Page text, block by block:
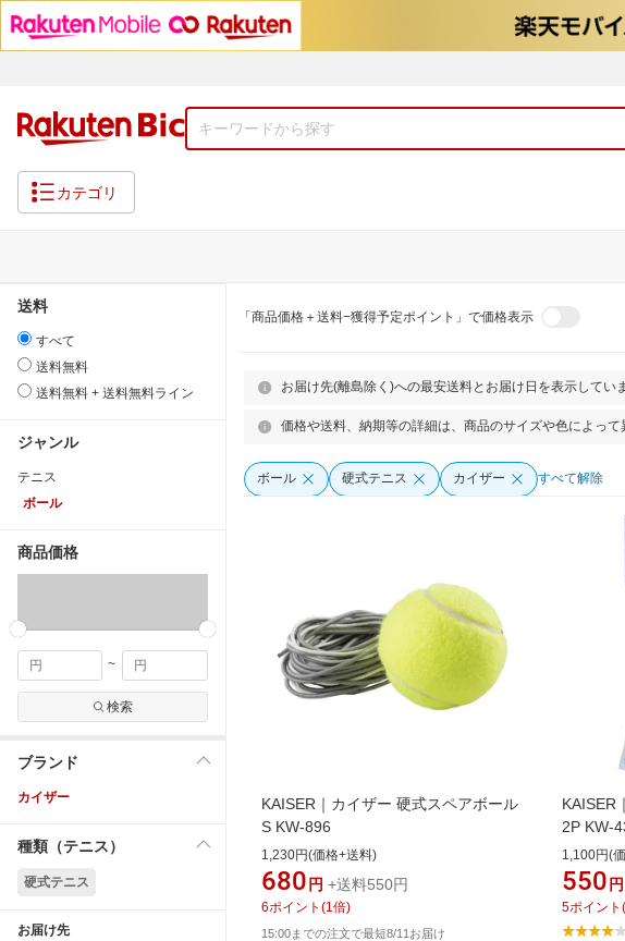
カテゴリ
送料
すべて
送料無料
送料無料 + 送料無料ライン
ジャンル
テニス
ボール
商品価格
~
検索
ブランド
カイザー
種類（テニス）
硬式テニス
お届け先
「商品価格＋送料−獲得予定ポイント」で価格表示
お届け先(離島除く)への最安送料とお届け日を表示してい
価格や送料、納期等の詳細は、商品のサイズや色によっ
ボール 硬式テニス カイザー すべて解除
KAISER｜カイザー 硬式スペアボール
S KW-896
1,230円(価格+送料)
680 円 +送料550円
6ポイント (1 倍)
15:00までの注文で最短8/11お届け
KAISER
2P KW-
1,100円(
550 円
5ポイント (